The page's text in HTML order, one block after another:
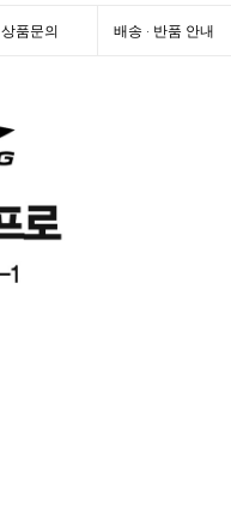
상품문의 배송 · 반품 안내